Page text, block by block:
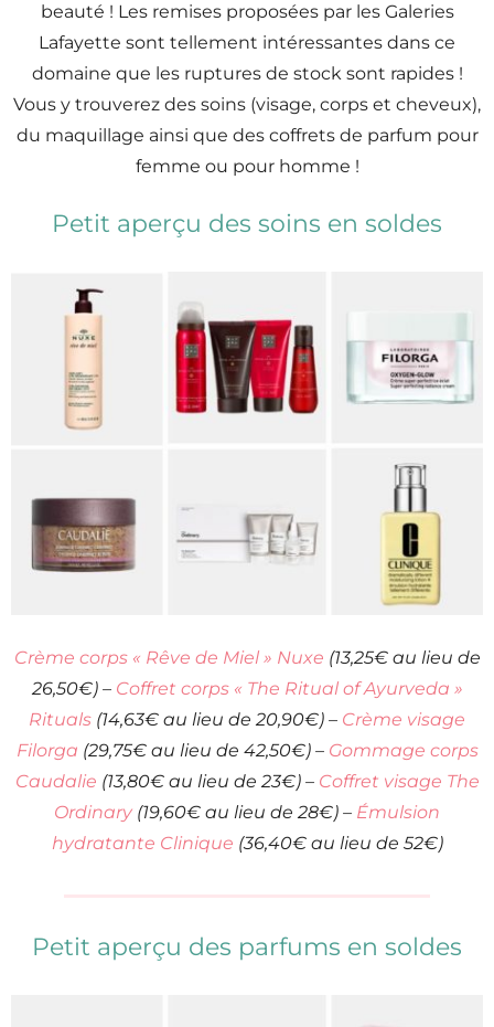
beauté ! Les remises proposées par les Galeries
Lafayette sont tellement intéressantes dans ce
domaine que les ruptures de stock sont rapides !
Vous y trouverez des soins (visage, corps et cheveux),
du maquillage ainsi que des coffrets de parfum pour
femme ou pour homme !
Petit aperçu des soins en soldes
Crème corps « Rêve de Miel » Nuxe (13,25€ au lieu de
26,50€) – Coffret corps « The Ritual of Ayurveda »
Rituals (14,63€ au lieu de 20,90€) – Crème visage
Filorga (29,75€ au lieu de 42,50€) – Gommage corps
Caudalie (13,80€ au lieu de 23€) – Coffret visage The
Ordinary (19,60€ au lieu de 28€) – Émulsion
hydratante Clinique (36,40€ au lieu de 52€)
Petit aperçu des parfums en soldes